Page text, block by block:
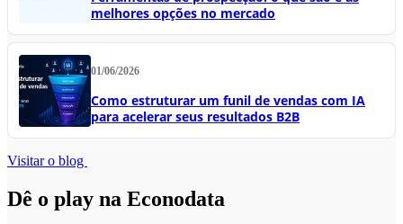
melhores opções no mercado
01/06/2026
Como estruturar um funil de vendas com IA
para acelerar seus resultados B2B
Visitar o blog
Dê o play na Econodata